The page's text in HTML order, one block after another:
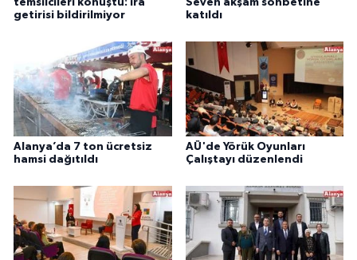
temsilcileri konuştu: ira
getirisi bildirilmiyor
Seven akşam sohbetine
katıldı
Alanya’da 7 ton ücretsiz
hamsi dağıtıldı
AÜ'de Yörük Oyunları
Çalıştayı düzenlendi